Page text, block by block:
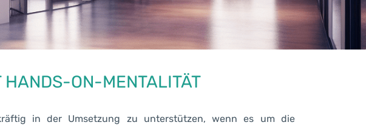
HANDS-ON-MENTALITÄT
in der Umsetzung zu unterstützen, wenn es um die